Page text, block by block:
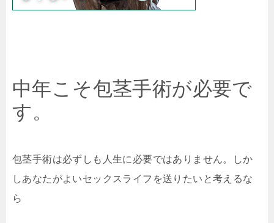
中年こそ包茎手術が必要で
す。
包茎手術は必ずしも人生に必要ではありません。しか
しあなたがよいセックスライフを送りたいと考えるな
ら